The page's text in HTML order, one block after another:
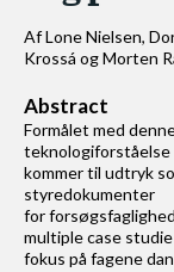
Indsendelse i
Modtag Learning
Om Learning Tech
Redaktionen
Af Lone Nielsen,
Krossá og Morten
Abstract
Formålet med
teknologiforståelse
kommer til udtryk
styredokumenter
for
multiple case
fokus på fagene